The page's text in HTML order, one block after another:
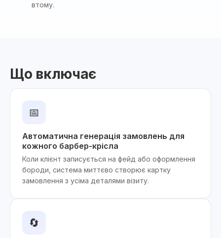
втому.
Що включає
📅
Автоматична генерація замовлень для
кожного барбер-крісла
Коли клієнт записується на фейд або оформлення
бороди, система миттєво створює картку
замовлення з усіма деталями візиту.
🔄